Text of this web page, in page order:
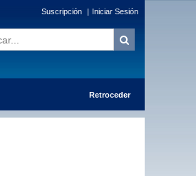
Suscripción | Iniciar Sesión
Retroceder